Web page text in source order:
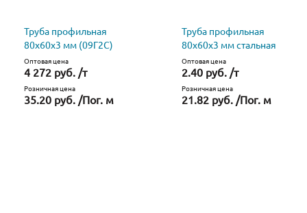
Труба профильная
80х60х3 мм (09Г2С)
Оптовая цена
4 272 руб. /т
Розничная цена
35.20 руб. /Пог. м
Труба профильная
80х60х3 мм стальная
Оптовая цена
2.40 руб. /т
Розничная цена
21.82 руб. /Пог. м